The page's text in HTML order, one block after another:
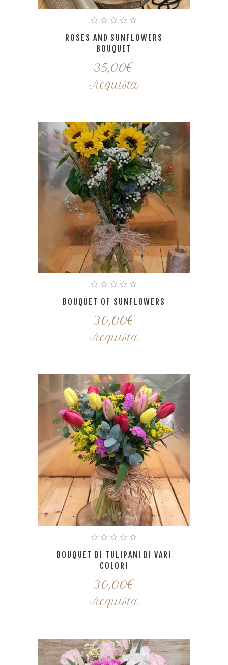
ROSES AND SUNFLOWERS
BOUQUET
35,00€
Acquista
BOUQUET OF SUNFLOWERS
30,00€
Acquista
BOUQUET DI TULIPANI DI VARI
COLORI
30,00€
Acquista